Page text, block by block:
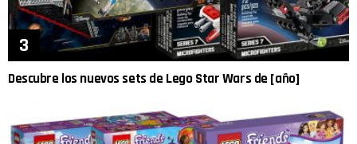
Descubre los nuevos sets de Lego Star Wars de [año]